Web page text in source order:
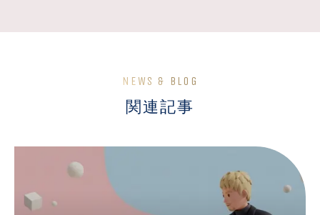
NEWS & BLOG
関連記事